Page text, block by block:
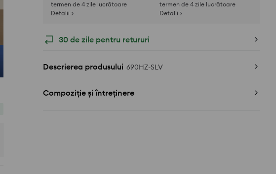
termen de 4 zile lucrătoare
Detalii >
termen de 4 zile lucrătoare
Detalii >
30 de zile pentru retururi
Descrierea produsului 690HZ-SLV
Compoziție și întreținere